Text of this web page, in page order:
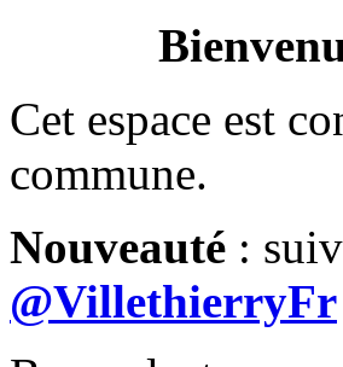
Cet espace est
commune.
Nouveauté :
@VillethierryFr